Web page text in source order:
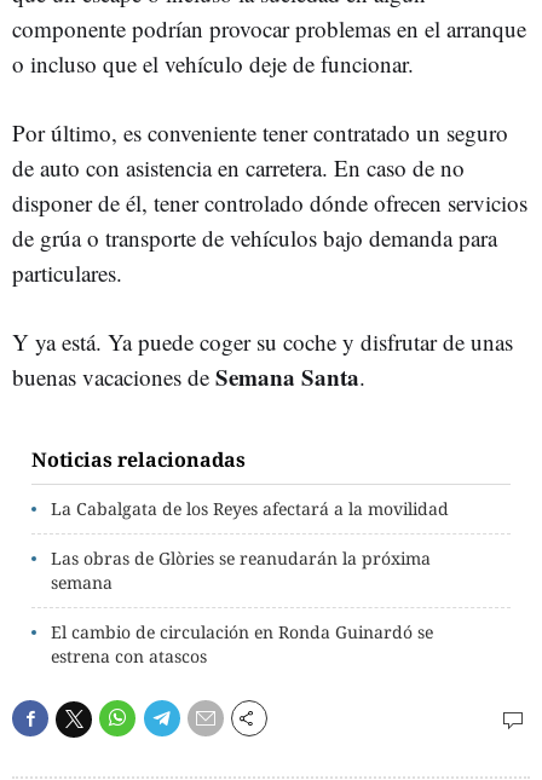
componente podrían provocar problemas en el arranque
o incluso que el vehículo deje de funcionar.
Por último, es conveniente tener contratado un seguro
de auto con asistencia en carretera. En caso de no
disponer de él, tener controlado dónde ofrecen servicios
de grúa o transporte de vehículos bajo demanda para
particulares.
Y ya está. Ya puede coger su coche y disfrutar de unas
buenas vacaciones de Semana Santa.
Noticias relacionadas
La Cabalgata de los Reyes afectará a la movilidad
Las obras de Glòries se reanudarán la próxima
semana
El cambio de circulación en Ronda Guinardó se
estrena con atascos